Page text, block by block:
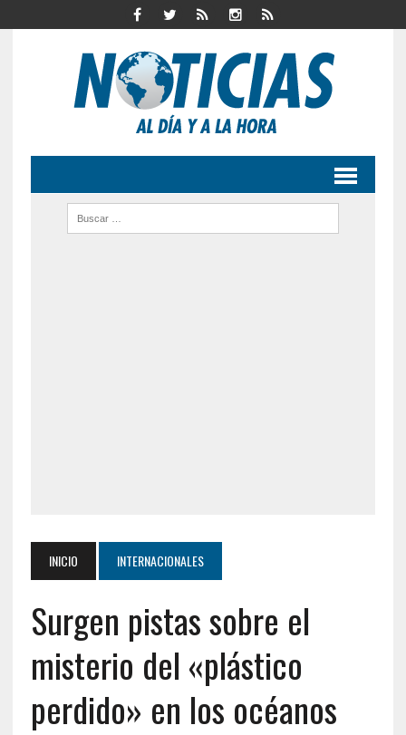
INICIO INTERNACIONALES
Surgen pistas sobre el
misterio del «plástico
perdido» en los océanos